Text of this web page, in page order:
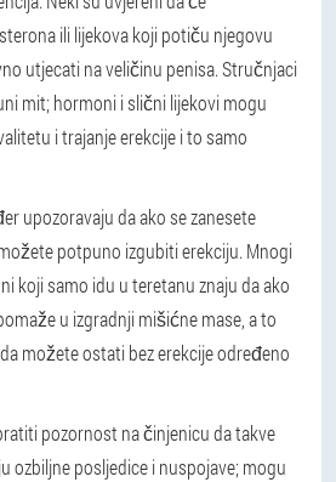
ili lijekova koji potiču njegovu
utjecati na veličinu penisa. Stručnjaci
mit; hormoni i slični lijekovi mogu
i trajanje erekcije i to samo
upozoravaju da ako se zanesete
potpuno izgubiti erekciju. Mnogi
koji samo idu u teretanu znaju da ako
u izgradnji mišićne mase, a to
možete ostati bez erekcije određeno
pozornost na činjenicu da takve
ozbiljne posljedice i nuspojave; mogu